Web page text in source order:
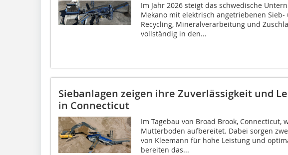
Im Jahr 2026 steigt das schwedische
Mekano mit elektrisch angetriebenen
Recycling, Mineralverarbeitung und
vollständig in den...
Siebanlagen zeigen ihre Zuverlässigkeit und
in Connecticut
Im Tagebau von Broad Brook, Connecticut,
Mutterboden aufbereitet. Dabei sorgen
von Kleemann für hohe Leistung und
bereiten das...